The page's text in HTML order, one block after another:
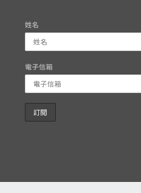
姓名
電子信箱